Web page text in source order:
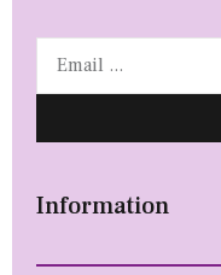
Information